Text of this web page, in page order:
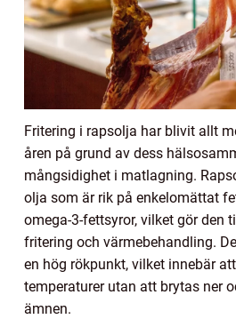
Fritering i rapsolja har blivit allt
åren på grund av dess
mångsidighet i matlagning.
olja som är rik på enkelomättat
omega-3-fettsyror, vilket gör den
fritering och värmebehandling.
en hög rökpunkt, vilket innebär
temperaturer utan att brytas ner
ämnen.